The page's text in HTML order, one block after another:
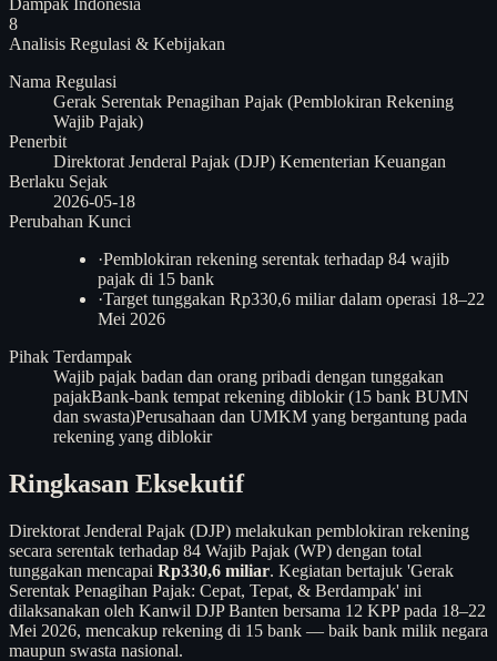
8
Analisis Regulasi & Kebijakan
Nama Regulasi
Gerak Serentak Penagihan Pajak (Pemblokiran Rekening
Wajib Pajak)
Penerbit
Direktorat Jenderal Pajak (DJP) Kementerian Keuangan
Berlaku Sejak
2026-05-18
Perubahan Kunci
·Pemblokiran rekening serentak terhadap 84 wajib
pajak di 15 bank
·Target tunggakan Rp330,6 miliar dalam operasi 18–22
Mei 2026
Pihak Terdampak
Wajib pajak badan dan orang pribadi dengan tunggakan
pajakBank-bank tempat rekening diblokir (15 bank BUMN
dan swasta)Perusahaan dan UMKM yang bergantung pada
rekening yang diblokir
Ringkasan Eksekutif
Direktorat Jenderal Pajak (DJP) melakukan pemblokiran rekening
secara serentak terhadap 84 Wajib Pajak (WP) dengan total
tunggakan mencapai Rp330,6 miliar. Kegiatan bertajuk 'Gerak
Serentak Penagihan Pajak: Cepat, Tepat, & Berdampak' ini
dilaksanakan oleh Kanwil DJP Banten bersama 12 KPP pada 18–22
Mei 2026, mencakup rekening di 15 bank — baik bank milik negara
maupun swasta nasional.